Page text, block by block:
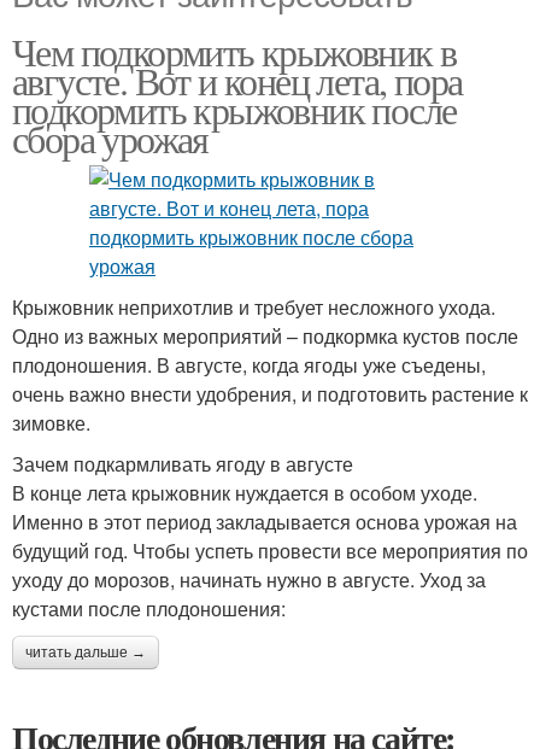
Чем подкормить крыжовник в
августе. Вот и конец лета, пора
подкормить крыжовник после
сбора урожая
Крыжовник неприхотлив и требует несложного ухода.
Одно из важных мероприятий – подкормка кустов после
плодоношения. В августе, когда ягоды уже съедены,
очень важно внести удобрения, и подготовить растение к
зимовке.
Зачем подкармливать ягоду в августе
В конце лета крыжовник нуждается в особом уходе.
Именно в этот период закладывается основа урожая на
будущий год. Чтобы успеть провести все мероприятия по
уходу до морозов, начинать нужно в августе. Уход за
кустами после плодоношения:
читать дальше →
Последние обновления на сайте: